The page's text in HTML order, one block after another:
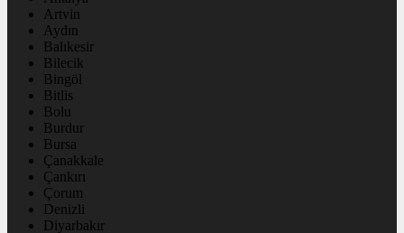
Artvin
Aydın
Balıkesir
Bilecik
Bingöl
Bitlis
Bolu
Burdur
Bursa
Çanakkale
Çankırı
Çorum
Denizli
Diyarbakır